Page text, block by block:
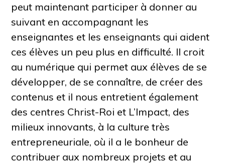
peut maintenant participer à donner au
suivant en accompagnant les
enseignantes et les enseignants qui aident
ces élèves un peu plus en difficulté. Il croit
au numérique qui permet aux élèves de se
développer, de se connaître, de créer des
contenus et il nous entretient également
des centres Christ-Roi et L’Impact, des
milieux innovants, à la culture très
entrepreneuriale, où il a le bonheur de
contribuer aux nombreux projets et au